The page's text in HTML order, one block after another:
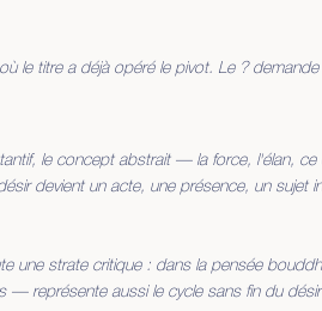
le titre a déjà opéré le pivot. Le ?
le concept abstrait — la force, l'élan,
devient un acte, une présence, un sujet
une strate critique : dans la pensée
représente aussi le cycle sans fin du